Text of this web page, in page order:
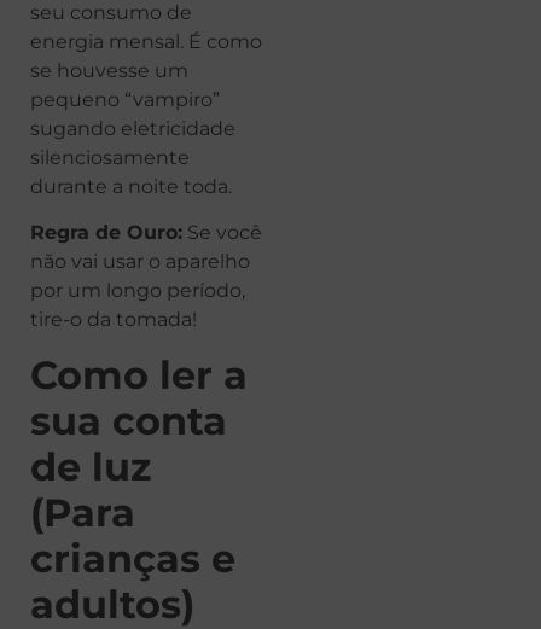
seu consumo de
energia mensal. É como
se houvesse um
pequeno “vampiro”
sugando eletricidade
silenciosamente
durante a noite toda.
Regra de Ouro: Se você
não vai usar o aparelho
por um longo período,
tire-o da tomada!
Como ler a
sua conta
de luz
(Para
crianças e
adultos)